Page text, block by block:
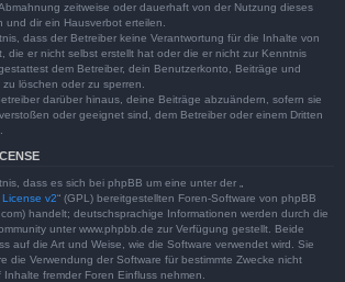
zeitweise oder dauerhaft von der Nutzung dieses
und dir ein Hausverbot erteilen.
dass der Betreiber keine Verantwortung für die Inhalte von
die er nicht selbst erstellt hat oder die er nicht zur Kenntnis
dem Betreiber, dein Benutzerkonto, Beiträge und
löschen oder zu sperren.
darüber hinaus, deine Beiträge abzuändern, sofern sie
oder geeignet sind, dem Betreiber oder einem Dritten
dass es sich bei phpBB um eine unter der „
v2“ (GPL) bereitgestellten Foren-Software von phpBB
handelt; deutschsprachige Informationen werden durch die
unter www.phpbb.de zur Verfügung gestellt. Beide
auf die Art und Weise, wie die Software verwendet wird. Sie
die Verwendung der Software für bestimmte Zwecke nicht
fremder Foren Einfluss nehmen.